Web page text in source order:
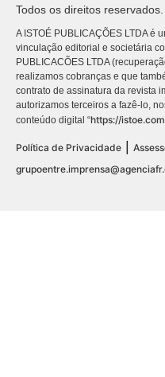
Todos os direitos reservados.
A ISTOÉ PUBLICAÇÕES LTDA é
vinculação editorial e societária
PUBLICACÕES LTDA
realizamos cobranças e que
contrato de assinatura da revista
autorizamos terceiros a fazê-lo,
conteúdo digital “https://
Política de Privacidade